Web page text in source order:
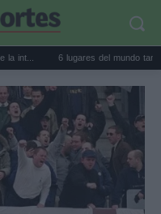
6 lugares del mundo tan